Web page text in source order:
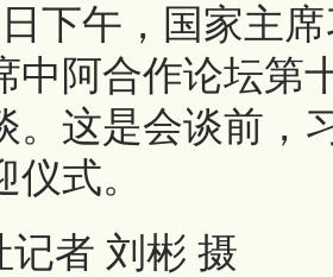
下午，国家主
中阿合作论坛第
。这是会谈前，
式。
记者 刘彬 摄